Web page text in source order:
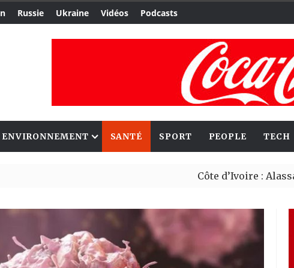
Russie Ukraine Vidéos Podcasts
ENVIRONNEMENT SANTÉ SPORT PEOPLE TECH
Côte d’Ivoire : Alassane